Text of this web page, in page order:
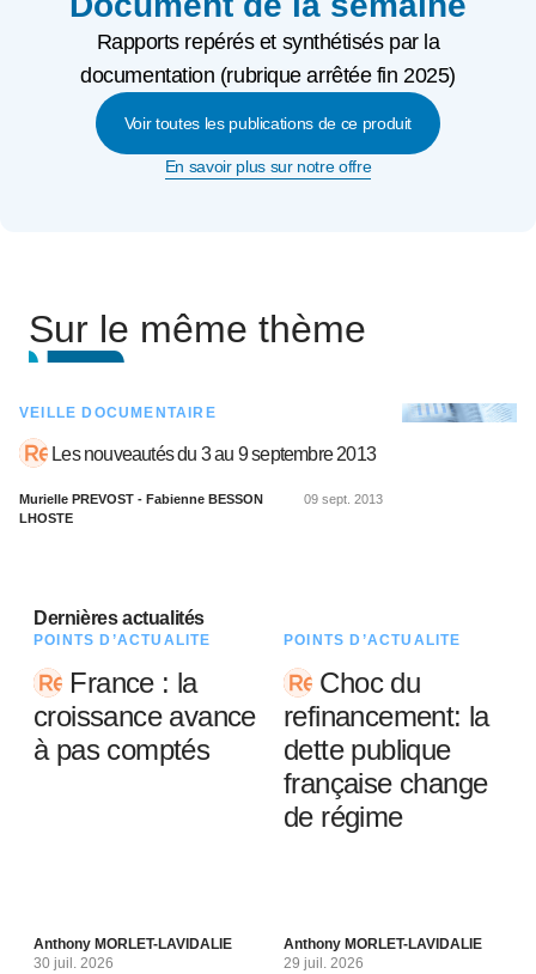
Rapports repérés et synthétisés par la
documentation (rubrique arrêtée fin 2025)
Voir toutes les publications de ce produit
En savoir plus sur notre offre
Sur le même thème
VEILLE DOCUMENTAIRE
Les nouveautés du 3 au 9 septembre 2013
Murielle PREVOST - Fabienne BESSON
LHOSTE
09 sept. 2013
Dernières actualités
POINTS D’ACTUALITÉ
France : la
croissance avance
à pas comptés
Anthony MORLET-LAVIDALIE
30 juil. 2026
POINTS D’ACTUALITÉ
Choc du
refinancement: la
dette publique
française change
de régime
Anthony MORLET-LAVIDALIE
29 juil. 2026